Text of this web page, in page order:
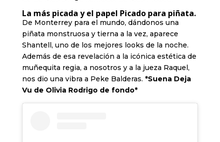
La más picada y el papel Picado para piñata.
De Monterrey para el mundo, dándonos una
piñata monstruosa y tierna a la vez, aparece
Shantell, uno de los mejores looks de la noche.
Además de esa revelación a la icónica estética de
muñequita regia, a nosotros y a la jueza Raquel,
nos dio una vibra a Peke Balderas. *Suena Deja
Vu de Olivia Rodrigo de fondo*